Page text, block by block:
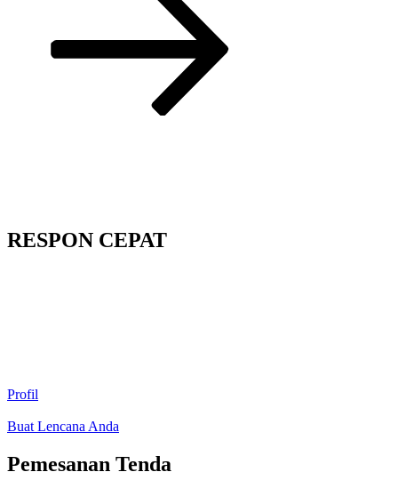
RESPON CEPAT
Profil
Buat Lencana Anda
Pemesanan Tenda